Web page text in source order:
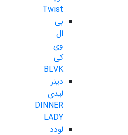
Twist
بی
ال
وی
کی
BLVK
دینر
لیدی
DINNER
LADY
لودد